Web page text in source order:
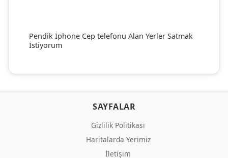
Pendik İphone Cep telefonu Alan Yerler Satmak
İstiyorum
SAYFALAR
Gizlilik Politikası
Haritalarda Yerimiz
İletişim